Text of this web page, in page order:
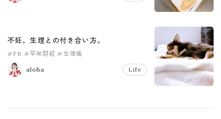
不妊。生理との付き合い方。
#PR #早発閉経 #生理痛
aloha Life